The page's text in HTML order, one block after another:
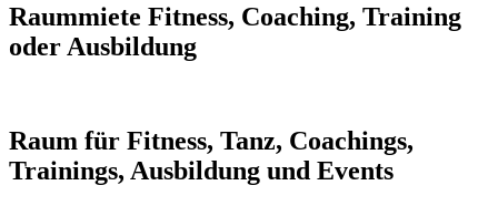
Raummiete Fitness, Coaching, Training
oder Ausbildung
Raum für Fitness, Tanz, Coachings,
Trainings, Ausbildung und Events